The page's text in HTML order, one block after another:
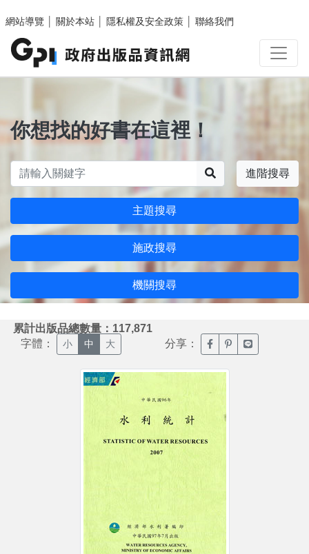
網站導覽
關於本站 隱私權及安全政策 聯絡我們
你想找的好書在這裡！
進階搜尋
主題搜尋
施政搜尋
機關搜尋
累計出版品總數量：117,871
字體： 小 中 大 分享： 臉書分享(另開新視窗)
噗浪分享(另開新
Line分享(另